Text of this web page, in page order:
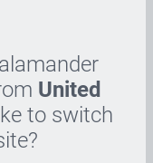
United
to switch
dass die
Jahr nicht wie
stattfinden
15. Juli 2022